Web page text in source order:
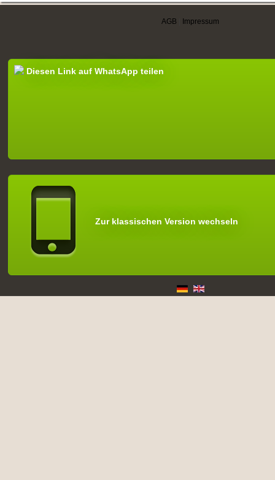
AGB Impressum
Diesen Link auf WhatsApp teilen
Zur klassischen Version wechseln